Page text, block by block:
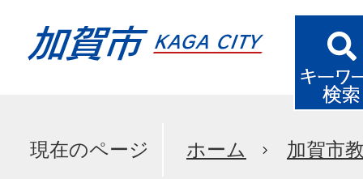
現在のページ ホーム 加賀市